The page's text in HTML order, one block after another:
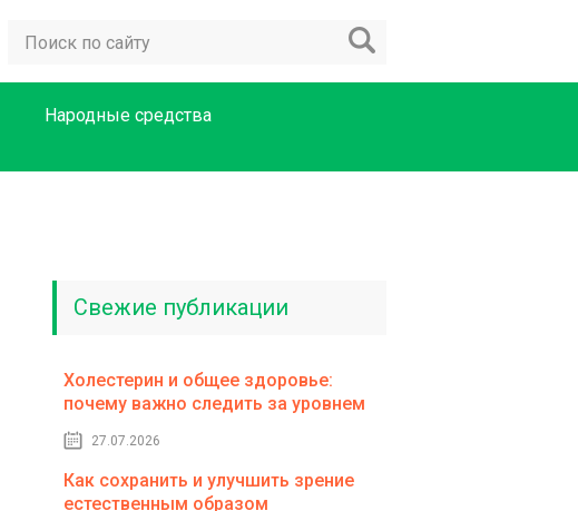
Народные средства
Свежие публикации
Холестерин и общее здоровье:
почему важно следить за уровнем
27.07.2026
Как сохранить и улучшить зрение
естественным образом